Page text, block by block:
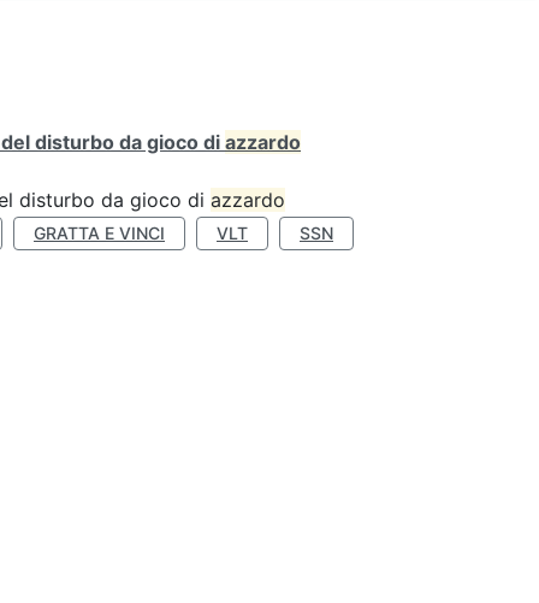
disturbo da gioco di azzardo
disturbo da gioco di azzardo
GRATTA E VINCI VLT SSN